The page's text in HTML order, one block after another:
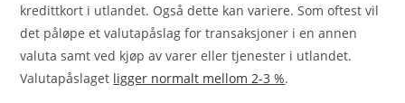
kredittkort i utlandet. Også dette kan variere. Som oftest vil
det påløpe et valutapåslag for transaksjoner i en annen
valuta samt ved kjøp av varer eller tjenester i utlandet.
Valutapåslaget ligger normalt mellom 2-3 %.